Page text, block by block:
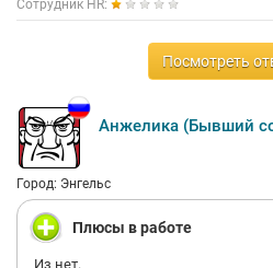
положительная.
3. Я заполнила анкету на
Проверка пройдена.
4. Рекрутер Светлана сообщила,
согласовывает оффер.
После этого штатную единицу в ту
внутренним причинам. Мне
другую команду.
Далее началась вакханалия:
· Мне пообещали (рекрутер
собеседование пройдёт в один
Сотрудник HR:
Посмотреть
Анжелика (Бывший
Город: Энгельс
Плюсы в работе
Из нет.